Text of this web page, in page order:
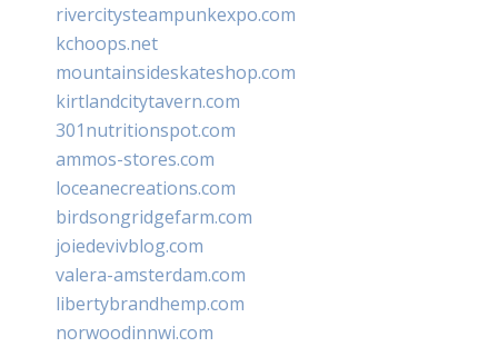
rivercitysteampunkexpo.com
kchoops.net
mountainsideskateshop.com
kirtlandcitytavern.com
301nutritionspot.com
ammos-stores.com
loceanecreations.com
birdsongridgefarm.com
joiedevivblog.com
valera-amsterdam.com
libertybrandhemp.com
norwoodinnwi.com